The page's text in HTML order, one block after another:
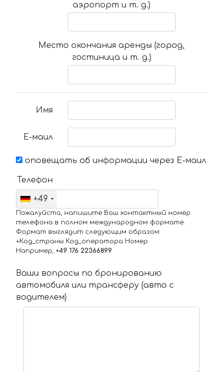
аэропорт и т. д.)
Место окончания аренды (город,
гостиница и т. д.)
Имя
Е-маил
оповещать об информации через Е-маил
Телефон
+49
Пожалуйста, напишите Ваш контактный номер
телефона в полном международном формате.
Формат выглядит следующим образом:
+Код_страны Код_оператора Номер
Например, +49 176 22366899
Ваши вопросы по бронированию
автомобиля или трансферу (авто с
водителем)